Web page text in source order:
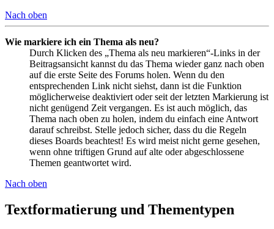
Nach oben
Wie markiere ich ein Thema als neu?
Durch Klicken des „Thema als neu markieren“-Links in der
Beitragsansicht kannst du das Thema wieder ganz nach oben
auf die erste Seite des Forums holen. Wenn du den
entsprechenden Link nicht siehst, dann ist die Funktion
möglicherweise deaktiviert oder seit der letzten Markierung ist
nicht genügend Zeit vergangen. Es ist auch möglich, das
Thema nach oben zu holen, indem du einfach eine Antwort
darauf schreibst. Stelle jedoch sicher, dass du die Regeln
dieses Boards beachtest! Es wird meist nicht gerne gesehen,
wenn ohne triftigen Grund auf alte oder abgeschlossene
Themen geantwortet wird.
Nach oben
Textformatierung und Thementypen